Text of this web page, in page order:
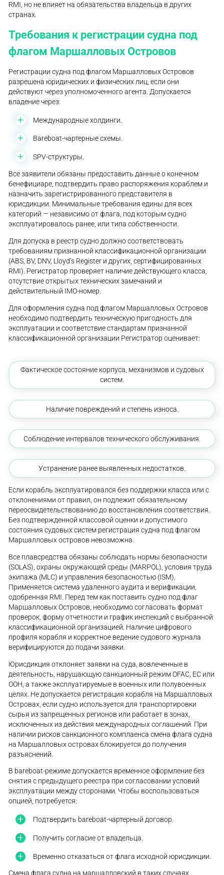
RMI, но не влияет на обязательства владельца в других
странах.
Требования к регистрации судна под
флагом Маршалловых Островов
Регистрации судна под флагом Маршалловых Островов
разрешена юридических и физических лиц, если они
действуют через уполномоченного агента. Допускается
владение через:
Международные холдинги.
Bareboat-чартерные схемы.
SPV-структуры.
Все заявители обязаны предоставить данные о конечном
бенефициаре, подтвердить право распоряжения кораблем и
назначить зарегистрированного представителя в
юрисдикции. Минимальные требования едины для всех
категорий — независимо от флага, под которым судно
эксплуатировалось ранее, или типа собственности.
Для допуска в реестр судно должно соответствовать
требованиям признанной классификационной организации
(ABS, BV, DNV, Lloyd’s Register и других, сертифицированных
RMI). Регистратор проверяет наличие действующего класса,
отсутствие открытых технических замечаний и
действительный IMO-номер.
Для оформления судна под флагом Маршалловых Островов
необходимо подтвердить техническую пригодность для
эксплуатации и соответствие стандартам признанной
классификационной организации Регистратор оценивает:
Фактическое состояние корпуса, механизмов и судовых
систем.
Наличие повреждений и степень износа.
Соблюдение интервалов технического обслуживания.
Устранение ранее выявленных недостатков.
Если корабль эксплуатировался без поддержки класса или с
отклонениями от правил, он подлежит обязательному
переосвидетельствованию до восстановления соответствия.
Без подтвержденной классовой оценки и допустимого
состояния судовых систем регистрация судна под флагом
Маршалловых островов невозможна.
Все плавсредства обязаны соблюдать нормы безопасности
(SOLAS), охраны окружающей среды (MARPOL), условия труда
экипажа (MLC) и управления безопасностью (ISM).
Применяется система удаленного аудита и верификации,
одобренная RMI. Перед тем как поставить судно под флаг
Маршалловых Островов, необходимо согласовать формат
проверок, форму отчетности и график инспекций с выбранной
классификационной организацией. Наличие цифрового
профиля корабля и корректное ведение судового журнала
верифицируются до подачи заявки.
Юрисдикция отклоняет заявки на суда, вовлеченные в
деятельность, нарушающую санкционный режим OFAC, ЕС или
ООН, а также эксплуатируемые в военных или полувоенных
целях. Не допускается регистрация корабля на Маршалловых
Островах, если судно используется для транспортировки
сырья из запрещенных регионов или работает в зонах,
исключенных из действия международных соглашений. При
наличии рисков санкционного комплаенса смена флага судна
на Маршалловых островах блокируется до получения
разъяснений.
В bareboat-режиме допускается временное оформление без
снятия с предыдущего реестра при согласовании условий
эксплуатации между сторонами. Чтобы воспользоваться
опцией, потребуется:
Подтвердить bareboat-чартерный договор.
Получить согласие от владельца.
Временно отказаться от флага исходной юрисдикции.
Смена флага судна на маршалловский в таких случаях